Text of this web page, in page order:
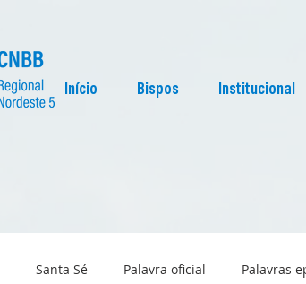
Início Bispos Institucional
Santa Sé Palavra oficial Palavras